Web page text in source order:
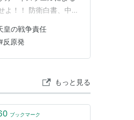
よ！！ 防衛白書、中国
本から核廃絶の声を
皇の戦争責任
反原発
もっと見る
ブックマーク